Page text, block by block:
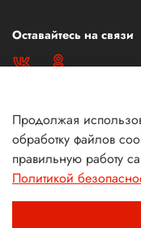
Оставайтесь на связи
Продолжая
обработку файлов
правильную работу
Политикой